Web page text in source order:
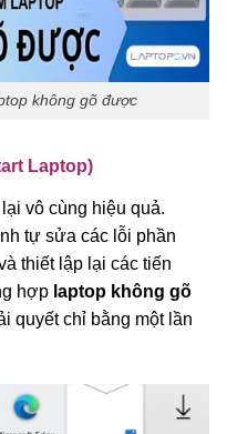
không gõ được
Laptop)
vô cùng hiệu quả.
tự sửa các lỗi phần
thiết lập lại các tiến
hợp laptop không gõ
quyết chỉ bằng một lần